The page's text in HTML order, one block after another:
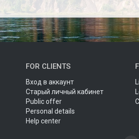
FOR CLIENTS
Вход в аккаунт
Старый личный кабинет
Public offer
Personal details
Help center